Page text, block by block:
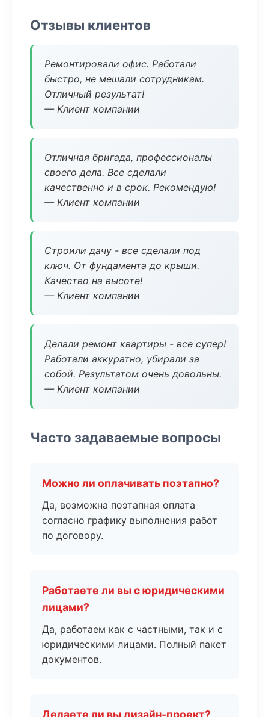
Отзывы клиентов
Ремонтировали офис. Работали
быстро, не мешали сотрудникам.
Отличный результат!
— Клиент компании
Отличная бригада, профессионалы
своего дела. Все сделали
качественно и в срок. Рекомендую!
— Клиент компании
Строили дачу - все сделали под
ключ. От фундамента до крыши.
Качество на высоте!
— Клиент компании
Делали ремонт квартиры - все супер!
Работали аккуратно, убирали за
собой. Результатом очень довольны.
— Клиент компании
Часто задаваемые вопросы
Можно ли оплачивать поэтапно?
Да, возможна поэтапная оплата
согласно графику выполнения работ
по договору.
Работаете ли вы с юридическими
лицами?
Да, работаем как с частными, так и с
юридическими лицами. Полный пакет
документов.
Делаете ли вы дизайн-проект?